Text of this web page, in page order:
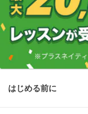
はじめる前に